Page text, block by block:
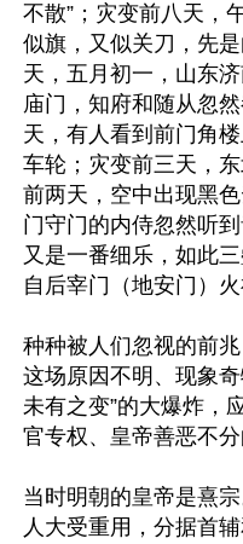
不散”；灾变前八天，
似旗，又似关刀，先
天，五月初一，山东
庙门，知府和随从忽
天，有人看到前门角
车轮；灾变前三天，
前两天，空中出现黑
门守门的内侍忽然听
又是一番细乐，如此
自后宰门（地安门）火
种种被人们忽视的前
这场原因不明、现象
未有之变”的大爆炸，
官专权、皇帝善恶不分
当时明朝的皇帝是熹
人大受重用，分据首